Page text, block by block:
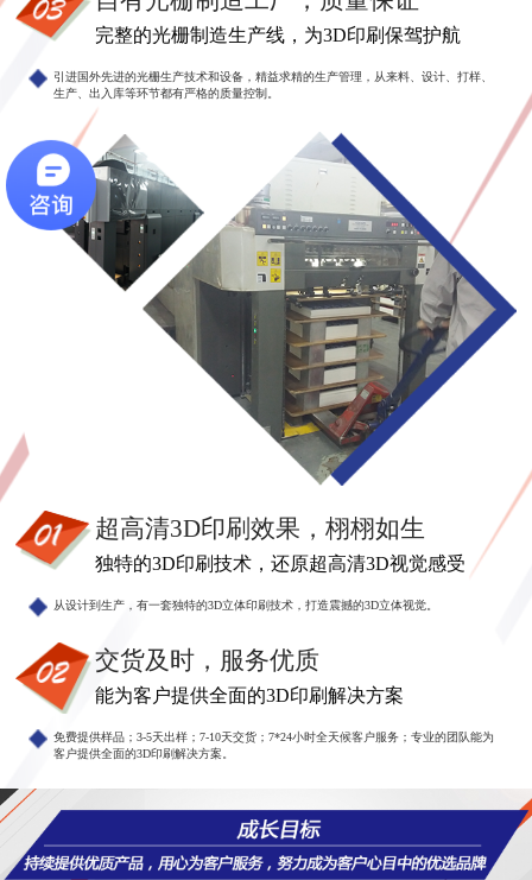
完整的光栅制造生产线，为3D印刷保驾护航
引进国外先进的光栅生产技术和设备，精益求精的生产管理，从来料、设计、打样、
生产、出入库等环节都有严格的质量控制。
超高清3D印刷效果，栩栩如生
独特的3D印刷技术，还原超高清3D视觉感受
从设计到生产，有一套独特的3D立体印刷技术，打造震撼的3D立体视觉。
交货及时，服务优质
能为客户提供全面的3D印刷解决方案
免费提供样品；3-5天出样；7-10天交货；7*24小时全天候客户服务；专业的团队能为
客户提供全面的3D印刷解决方案。